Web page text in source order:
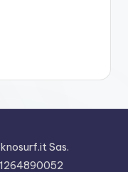
Sas.